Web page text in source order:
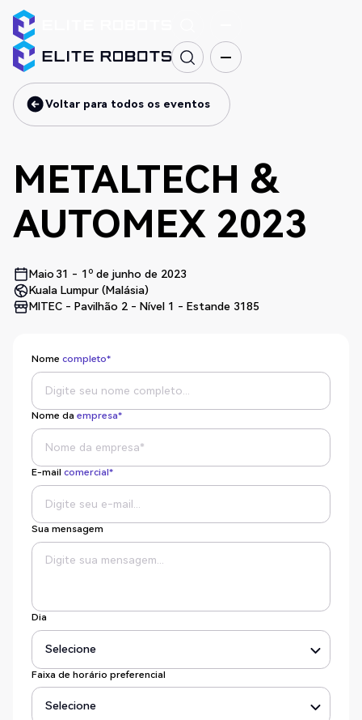
Voltar para todos os eventos
Voltar para todos os eventos
METALTECH &
AUTOMEX 2023
Maio 31 - 1º de junho de 2023
Kuala Lumpur (Malásia)
MITEC - Pavilhão 2 - Nível 1 - Estande 3185
Nomecompleto*
Nome daempresa*
E-mailcomercial*
Sua mensagem
Dia
Faixa de horário preferencial